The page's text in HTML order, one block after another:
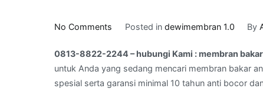
No Comments
8822-
2244
–
Posted in dewimembran 1.0 By
0813-8822-2244 – hubungi Kami : membran
untuk Anda yang sedang mencari membran bakar
spesial serta garansi minimal 10 tahun anti bocor